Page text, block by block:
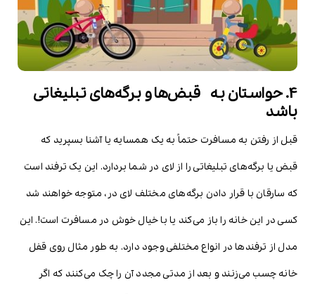
4. حواستان به قبض‌ها و برگه‌های تبلیغاتی
باشد
قبل از رفتن به مسافرت حتماً به یک همسایه یا آشنا بسپرید که
قبض یا برگه‌های تبلیغاتی را از لای در شما بردارد. این یک ترفند است
که سارقان با قرار دادن برگه‌های مختلف لای در، متوجه خواهند شد
کسی در این خانه را باز می‌کند یا با خیال خوش در مسافرت است!. این
مدل از ترفندها در انواع مختلفی وجود دارد. به طور مثال روی قفل
خانه چسب می‌زنند و بعد از مدتی مجدد آن را چک می‌کنند که اگر